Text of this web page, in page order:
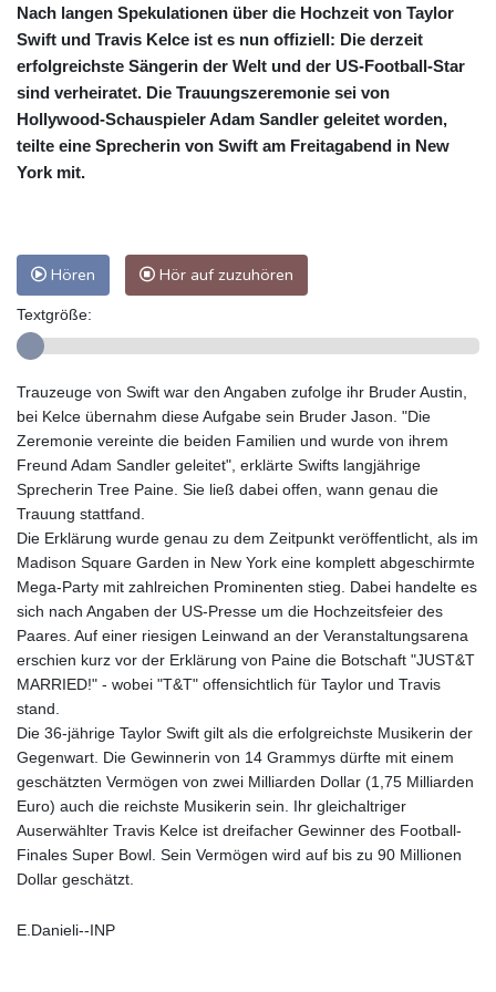
Nach langen Spekulationen über die Hochzeit von Taylor
Swift und Travis Kelce ist es nun offiziell: Die derzeit
erfolgreichste Sängerin der Welt und der US-Football-Star
sind verheiratet. Die Trauungszeremonie sei von
Hollywood-Schauspieler Adam Sandler geleitet worden,
teilte eine Sprecherin von Swift am Freitagabend in New
York mit.
Hören Hör auf zuzuhören
Textgröße:
Trauzeuge von Swift war den Angaben zufolge ihr Bruder Austin,
bei Kelce übernahm diese Aufgabe sein Bruder Jason. "Die
Zeremonie vereinte die beiden Familien und wurde von ihrem
Freund Adam Sandler geleitet", erklärte Swifts langjährige
Sprecherin Tree Paine. Sie ließ dabei offen, wann genau die
Trauung stattfand.
Die Erklärung wurde genau zu dem Zeitpunkt veröffentlicht, als im
Madison Square Garden in New York eine komplett abgeschirmte
Mega-Party mit zahlreichen Prominenten stieg. Dabei handelte es
sich nach Angaben der US-Presse um die Hochzeitsfeier des
Paares. Auf einer riesigen Leinwand an der Veranstaltungsarena
erschien kurz vor der Erklärung von Paine die Botschaft "JUST&T
MARRIED!" - wobei "T&T" offensichtlich für Taylor und Travis
stand.
Die 36-jährige Taylor Swift gilt als die erfolgreichste Musikerin der
Gegenwart. Die Gewinnerin von 14 Grammys dürfte mit einem
geschätzten Vermögen von zwei Milliarden Dollar (1,75 Milliarden
Euro) auch die reichste Musikerin sein. Ihr gleichaltriger
Auserwählter Travis Kelce ist dreifacher Gewinner des Football-
Finales Super Bowl. Sein Vermögen wird auf bis zu 90 Millionen
Dollar geschätzt.
E.Danieli--INP